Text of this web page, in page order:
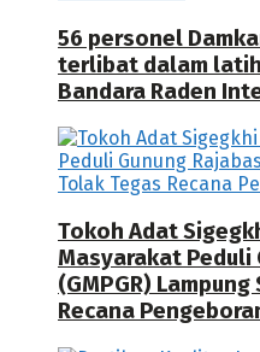
56 personel
terlibat dalam
Bandara Raden
Tokoh Adat
Masyarakat Peduli
(GMPGR)
Recana